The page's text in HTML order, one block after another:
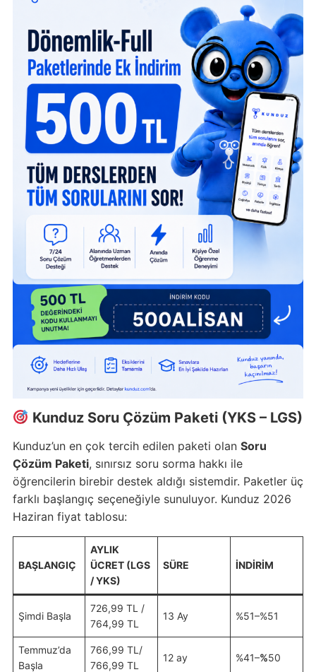
Kunduz Soru Çözüm Paketi (YKS – LGS)
Kunduz’un en çok tercih edilen paketi olan Soru
Çözüm Paketi, sınırsız soru sorma hakkı ile
öğrencilerin birebir destek aldığı sistemdir. Paketler üç
farklı başlangıç seçeneğiyle sunuluyor. Kunduz 2026
Haziran fiyat tablosu:
BAŞLANGIÇ
AYLIK
ÜCRET (LGS
/ YKS)
SÜRE İNDIRIM
Şimdi Başla
726,99 TL /
764,99 TL
13 Ay %51–%51
Temmuz’da
Başla
766,99 TL/
766,99 TL
12 ay %41–%50